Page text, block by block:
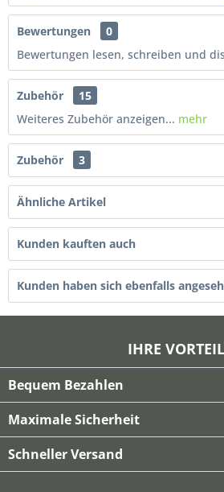
Bewertungen
0
Bewertungen lesen, schreiben und
Zubehör
15
Weiteres Zubehör anzeigen... mehr
Zubehör 3
Ähnliche Artikel
Kunden kauften auch
Kunden haben sich ebenfalls
IHRE
Bequem Bezahlen
Maximale Sicherheit
Schneller Versand